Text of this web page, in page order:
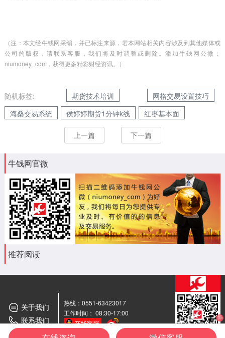
（注：本文经牛钱网采编，并已标注来源，若本网站相关内容涉及到其他媒体或
公司的版权，请联系客服，我们将及时调整或删除。添加牛钱网公微：
niumoney_com，获得更多精彩财经资讯。）
随机标签: 期货技术培训
网格交易设置技巧
海桑交易系统
侯婷婷期货1分钟k线 红枣基本面
上一篇 下一篇
牛钱网官微
推荐阅读
关于我们
联系我们
热线：0551-63423017
工作时间： 08:30-17:00
期货
交流群